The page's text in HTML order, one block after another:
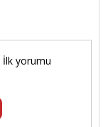
İlk yorumu